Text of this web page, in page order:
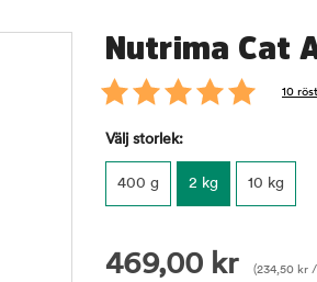
Nutrima Cat
10
Välj storlek:
400 g 2 kg 10 kg
469,00 kr (234,50 kr /